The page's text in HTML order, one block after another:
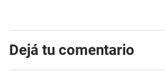
Dejá tu comentario